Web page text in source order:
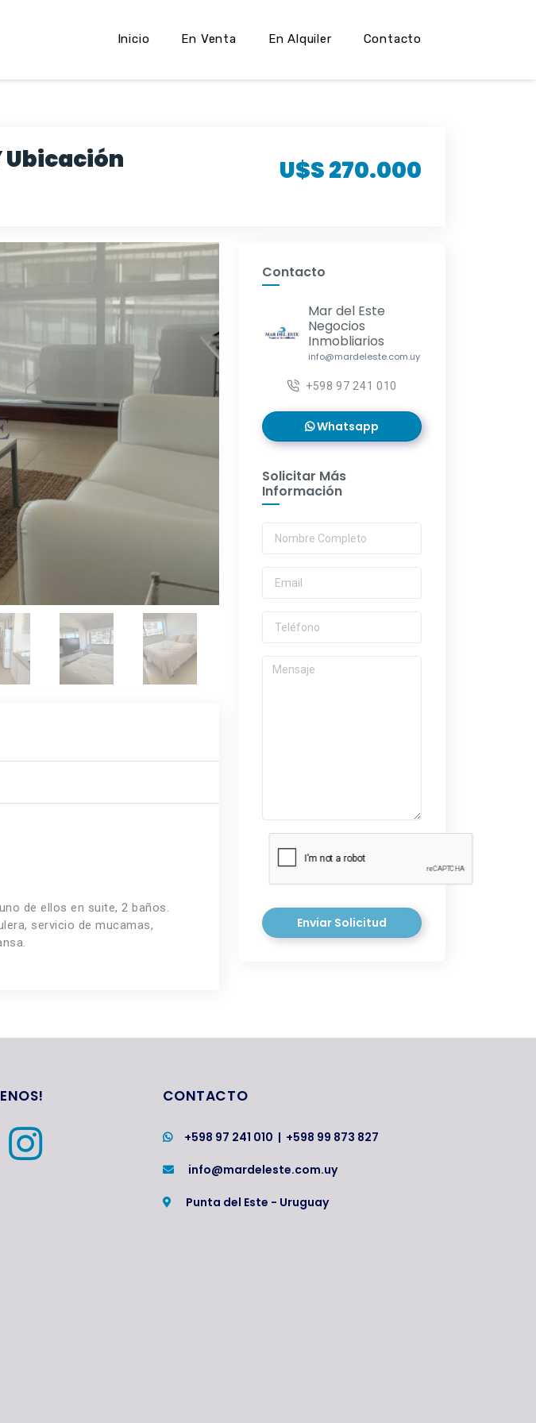
Inicio En Venta En Alquiler Contacto
U$S 270.000
de ellos en suite, 2 baños.
servicio de mucamas,
Contacto
Mar del Este
Negocios
Inmobliarios
info@mardeleste.com.uy
+598 97 241 010
Whatsapp
Solicitar Más
Información
Enviar Solicitud
CONTACTO
+598 97 241 010 | +598 99 873 827
info@mardeleste.com.uy
Punta del Este - Uruguay